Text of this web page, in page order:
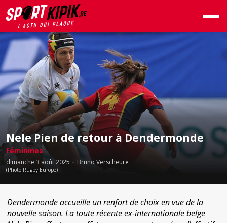
Nele Pien de retour à Dendermonde
Féminines
dimanche 3 août 2025 - Bruno Verscheure
(Photo Rugby Europe)
Dendermonde accueille un renfort de choix en vue de la
nouvelle saison. La toute récente ex-internationale belge